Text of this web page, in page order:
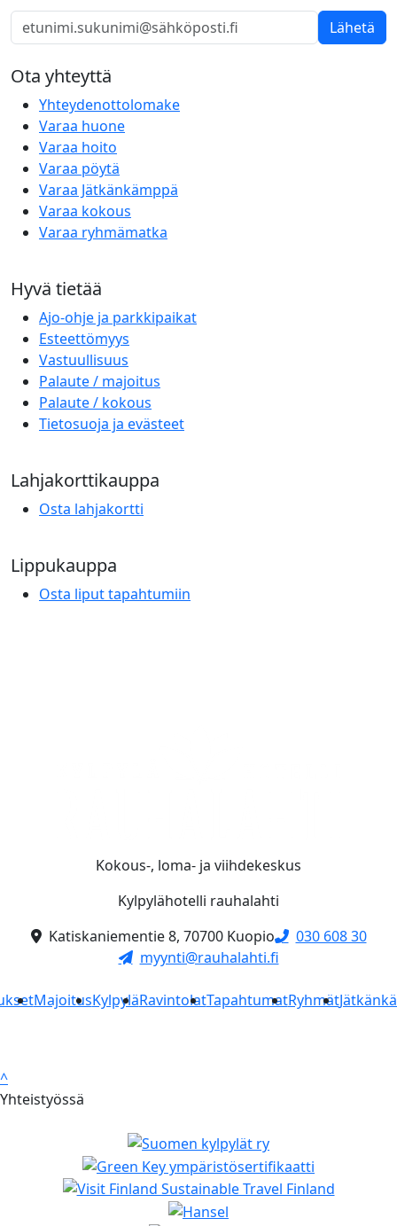
Lähetä
Ota yhteyttä
Yhteydenottolomake
Varaa huone
Varaa hoito
Varaa pöytä
Varaa Jätkänkämppä
Varaa kokous
Varaa ryhmämatka
Hyvä tietää
Ajo-ohje ja parkkipaikat
Esteettömyys
Vastuullisuus
Palaute / majoitus
Palaute / kokous
Tietosuoja ja evästeet
Lahjakorttikauppa
Osta lahjakortti
Lippukauppa
Osta liput tapahtumiin
Kokous-, loma- ja viihdekeskus
Kylpylähotelli rauhalahti
Katiskaniementie 8, 70700 Kuopio
030 608 30
myynti@rauhalahti.fi
MajoitusKylpyläRavintolatTapahtumatRyhmät
^
Yhteistyössä